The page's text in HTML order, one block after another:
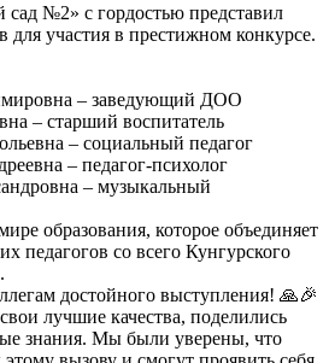
№2» с гордостью представил
для участия в престижном конкурсе.
– заведующий ДОО
– старший воспитатель
– социальный педагог
– педагог-психолог
– музыкальный
образования, которое объединяет
педагогов со всего Кунгурского
достойного выступления! 🙏🎉
лучшие качества, поделились
знания. Мы были уверены, что